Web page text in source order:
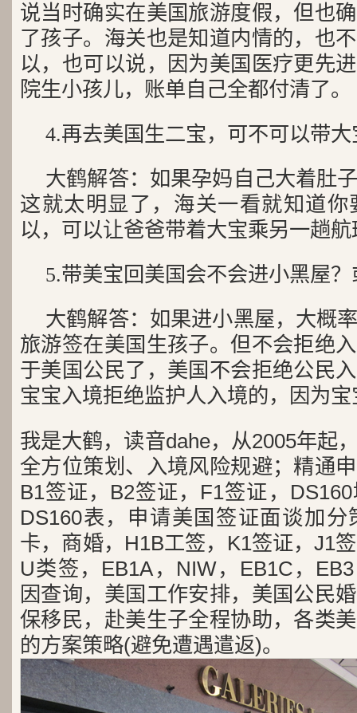
说当时确实在美国旅游度假，但也
了孩子。海关也是知道内情的，也
以，也可以说，因为美国医疗更先
院生小孩儿，账单自己全都付清了。
4.再去美国生二宝，可不可以带
大鹤解答：如果孕妈自己大着肚
这就太明显了，海关一看就知道
以，可以让爸爸带着大宝乘另一趟航
5.带美宝回美国会不会进小黑屋
大鹤解答：如果进小黑屋，大概
旅游签在美国生孩子。但不会拒绝
于美国公民了，美国不会拒绝公民
宝宝入境拒绝监护人入境的，因为
我是大鹤，读音dahe，从2005年起
全方位策划、入境风险规避；精通
B1签证，B2签证，F1签证，
DS160表，申请美国签证面谈加
卡，商婚，H1B工签，K1签证，J1
U类签，EB1A，NIW，EB1C，
因查询，美国工作安排，美国公民
保移民，赴美生子全程协助，各类
的方案策略(避免遭遇遣返)。